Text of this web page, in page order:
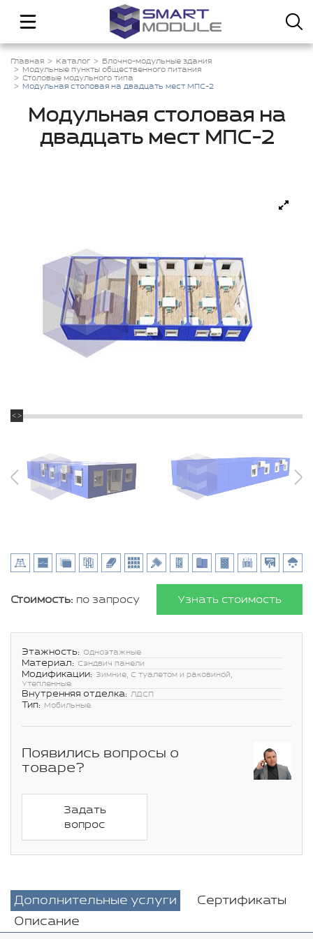
Главная Каталог
Блочно-модульные здания
Модульные пункты общественного питания
Столовые модульного типа
Модульная столовая на двадцать мест МПС-2
Модульная столовая на
двадцать мест МПС-2
Стоимость: по запросу Узнать стоимость
Этажность: Одноэтажные
Материал: Сэндвич панели
Модификации: Зимние, С туалетом и раковиной,
Утепленные
Внутренняя отделка: ЛДСП
Тип: Мобильные
Появились вопросы о
товаре?
Задать
вопрос
Дополнительные услуги
Сертификаты
Описание